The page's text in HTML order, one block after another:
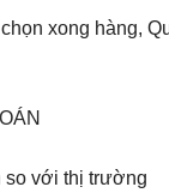
xong hàng,
so với thị trường